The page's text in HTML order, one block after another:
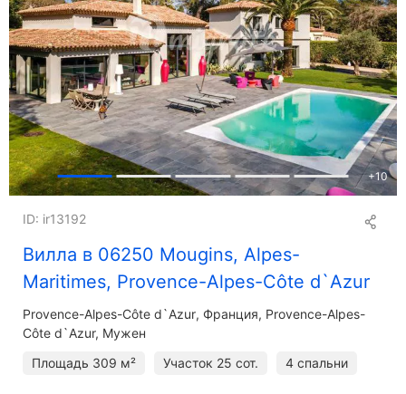
+10
Вилла в 06250 Mougins, Alpes-
Maritimes, Provence-Alpes-Côte d`Azur
ID: ir13192
Provence-Alpes-Côte d`Azur Франция, Provence-Alpes-
Côte d`Azur, Мужен
Площадь 309 м² Участок 25 сот. 4 спальни